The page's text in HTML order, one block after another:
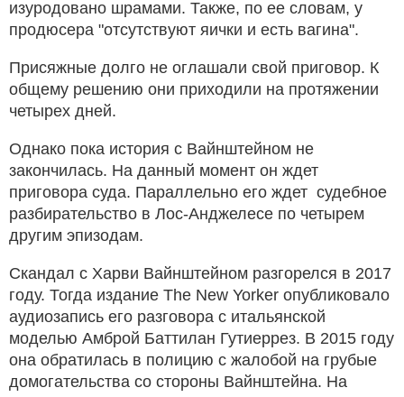
изуродовано шрамами. Также, по ее словам, у
продюсера "отсутствуют яички и есть вагина".
Присяжные долго не оглашали свой приговор. К
общему решению они приходили на протяжении
четырех дней.
Однако пока история с Вайнштейном не
закончилась. На данный момент он ждет
приговора суда. Параллельно его ждет судебное
разбирательство в Лос-Анджелесе по четырем
другим эпизодам.
Скандал с Харви Вайнштейном разгорелся в 2017
году. Тогда издание The New Yorker опубликовало
аудиозапись его разговора с итальянской
моделью Амброй Баттилан Гутиеррез. В 2015 году
она обратилась в полицию с жалобой на грубые
домогательства со стороны Вайнштейна. На